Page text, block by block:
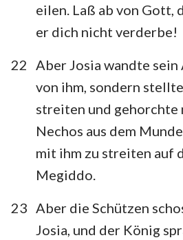
eilen. Laß ab von Gott,
er dich nicht verderbe!
22
Aber Josia wandte
von ihm, sondern
streiten und
Nechos aus dem
mit ihm zu streiten auf
Megiddo.
23 Aber die Schützen
Josia, und der König